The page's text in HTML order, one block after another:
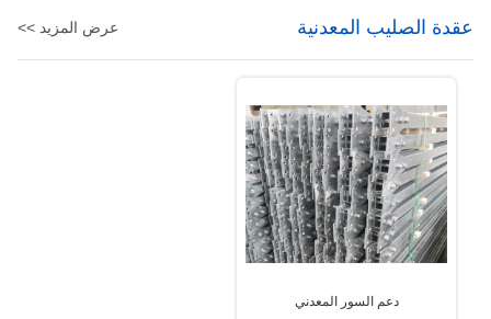
عقدة الصليب المعدنية عرض المزيد >>
دعم السور المعدني